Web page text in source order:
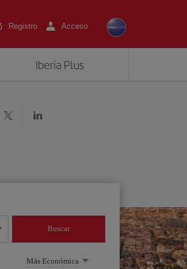
Registro Acceso
Iberia Plus
Buscar
Más Económica